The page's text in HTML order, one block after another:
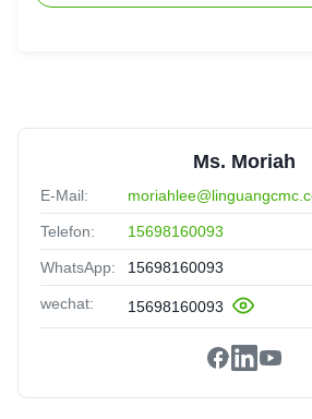
Ms. Moriah
E-Mail:
Telefon: 15698160093
WhatsApp: 15698160093
wechat: 15698160093